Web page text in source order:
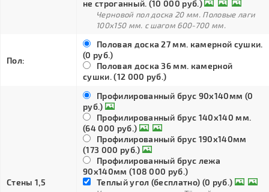
не строганный. (10 000 руб.)
Черновой пол доска 20 мм. Половые лаги
100х150 мм. с шагом 600-700 мм.
Пол:
Половая доска 27 мм. камерной сушки.
(0 руб.)
Половая доска 36 мм. камерной
сушки. (12 000 руб.)
Стены 1,5
Профилированный брус 90х140мм (0
руб.)
Профилированный брус 140х140 мм.
(64 000 руб.)
Профилированный брус 190х140мм
(173 000 руб.)
Профилированный брус лежа
90х140мм (108 000 руб.)
Теплый угол (бесплатно) (0 руб.)